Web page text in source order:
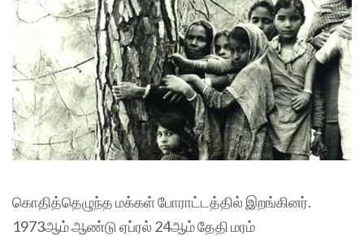
கொதித்தெழுந்த மக்கள் போராட்டத்தில் இறங்கினர்.
1973ஆம் ஆண்டு ஏப்ரல் 24ஆம் தேதி மரம்